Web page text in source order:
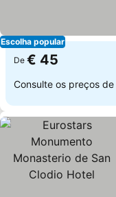
Escolha popular
De € 45
Consulte os preços de